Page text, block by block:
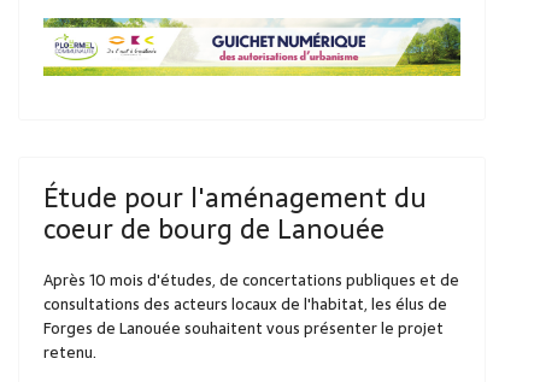
Étude pour l'aménagement du
coeur de bourg de Lanouée
Après 10 mois d'études, de concertations publiques et de
consultations des acteurs locaux de l'habitat, les élus de
Forges de Lanouée souhaitent vous présenter le projet
retenu.